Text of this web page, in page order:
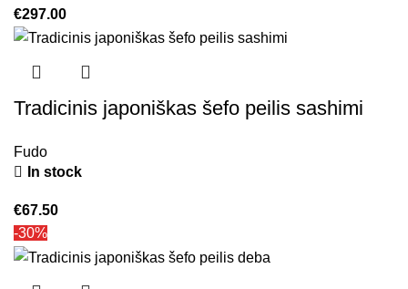
€297.00
Tradicinis japoniškas šefo peilis sashimi
Fudo
In stock
€67.50
-30%